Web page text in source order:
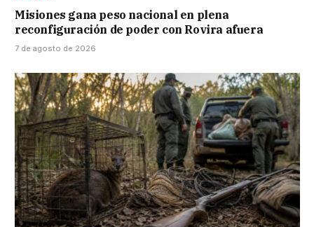
Misiones gana peso nacional en plena
reconfiguración de poder con Rovira afuera
7 de agosto de 2026